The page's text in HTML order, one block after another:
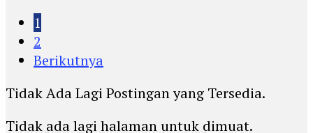
1
2
Berikutnya
Tidak Ada Lagi Postingan yang Tersedia.
Tidak ada lagi halaman untuk dimuat.